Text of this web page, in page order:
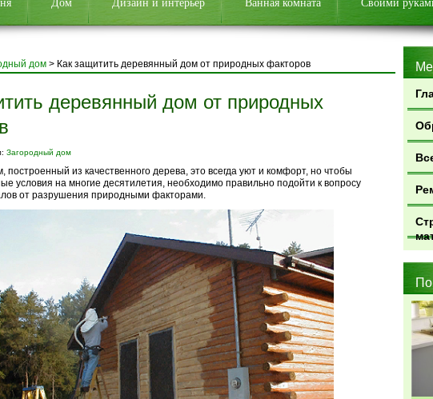
Дом Дизайн и интерьер Ванная комната Своими
дом > Как защитить деревянный дом от природных факторов
деревянный дом от природных
Загородный дом
построенный из качественного дерева, это всегда уют и комфорт, но чтобы
условия на многие десятилетия, необходимо правильно подойти к вопросу
от разрушения природными факторами.